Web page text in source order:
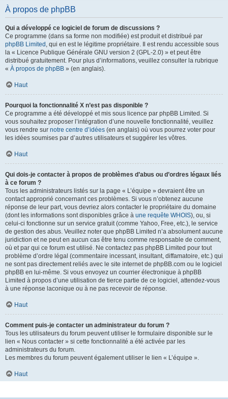
À propos de phpBB
Qui a développé ce logiciel de forum de discussions ?
Ce programme (dans sa forme non modifiée) est produit et distribué par
phpBB Limited , qui en est le légitime propriétaire. Il est rendu accessible sous
la « Licence Publique Générale GNU version 2 (GPL-2.0) » et peut être
distribué gratuitement. Pour plus d’informations, veuillez consulter la rubrique
« À propos de phpBB » (en anglais).
Haut
Pourquoi la fonctionnalité X n’est pas disponible ?
Ce programme a été développé et mis sous licence par phpBB Limited. Si
vous souhaitez proposer l’intégration d’une nouvelle fonctionnalité, veuillez
vous rendre sur notre centre d’idées (en anglais) où vous pourrez voter pour
les idées soumises par d’autres utilisateurs et suggérer les vôtres.
Haut
Qui dois-je contacter à propos de problèmes d’abus ou d’ordres légaux liés
à ce forum ?
Tous les administrateurs listés sur la page « L’équipe » devraient être un
contact approprié concernant ces problèmes. Si vous n’obtenez aucune
réponse de leur part, vous devriez alors contacter le propriétaire du domaine
(dont les informations sont disponibles grâce à une requête WHOIS), ou, si
celui-ci fonctionne sur un service gratuit (comme Yahoo, Free, etc.), le service
de gestion des abus. Veuillez noter que phpBB Limited n’a absolument aucune
juridiction et ne peut en aucun cas être tenu comme responsable de comment,
où et par qui ce forum est utilisé. Ne contactez pas phpBB Limited pour tout
problème d’ordre légal (commentaire incessant, insultant, diffamatoire, etc.) qui
ne sont pas directement reliés avec le site internet de phpBB.com ou le logiciel
phpBB en lui-même. Si vous envoyez un courrier électronique à phpBB
Limited à propos d’une utilisation de tierce partie de ce logiciel, attendez-vous
à une réponse laconique ou à ne pas recevoir de réponse.
Haut
Comment puis-je contacter un administrateur du forum ?
Tous les utilisateurs du forum peuvent utiliser le formulaire disponible sur le
lien « Nous contacter » si cette fonctionnalité a été activée par les
administrateurs du forum.
Les membres du forum peuvent également utiliser le lien « L’équipe ».
Haut